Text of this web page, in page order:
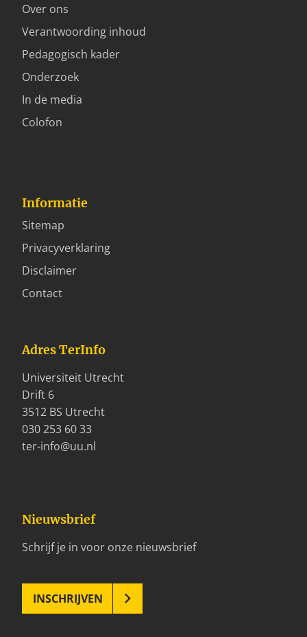
Over ons
Verantwoording inhoud
Pedagogisch kader
Onderzoek
In de media
Colofon
Informatie
Sitemap
Privacyverklaring
Disclaimer
Contact
Adres TerInfo
Universiteit Utrecht
Drift 6
3512 BS Utrecht
030 253 60 33
ter-info@uu.nl
Nieuwsbrief
Schrijf je in voor onze nieuwsbrief
INSCHRIJVEN